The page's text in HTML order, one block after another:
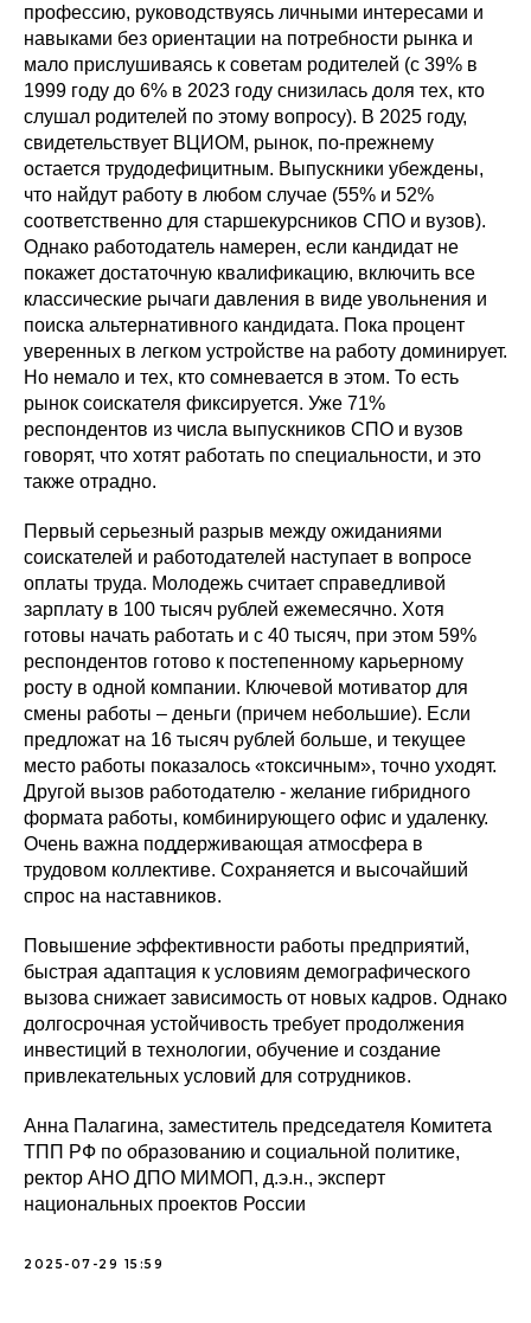
профессию, руководствуясь личными интересами и
навыками без ориентации на потребности рынка и
мало прислушиваясь к советам родителей (с 39% в
1999 году до 6% в 2023 году снизилась доля тех, кто
слушал родителей по этому вопросу). В 2025 году,
свидетельствует ВЦИОМ, рынок, по-прежнему
остается трудодефицитным. Выпускники убеждены,
что найдут работу в любом случае (55% и 52%
соответственно для старшекурсников СПО и вузов).
Однако работодатель намерен, если кандидат не
покажет достаточную квалификацию, включить все
классические рычаги давления в виде увольнения и
поиска альтернативного кандидата. Пока процент
уверенных в легком устройстве на работу доминирует.
Но немало и тех, кто сомневается в этом. То есть
рынок соискателя фиксируется. Уже 71%
респондентов из числа выпускников СПО и вузов
говорят, что хотят работать по специальности, и это
также отрадно.
Первый серьезный разрыв между ожиданиями
соискателей и работодателей наступает в вопросе
оплаты труда. Молодежь считает справедливой
зарплату в 100 тысяч рублей ежемесячно. Хотя
готовы начать работать и с 40 тысяч, при этом 59%
респондентов готово к постепенному карьерному
росту в одной компании. Ключевой мотиватор для
смены работы – деньги (причем небольшие). Если
предложат на 16 тысяч рублей больше, и текущее
место работы показалось «токсичным», точно уходят.
Другой вызов работодателю - желание гибридного
формата работы, комбинирующего офис и удаленку.
Очень важна поддерживающая атмосфера в
трудовом коллективе. Сохраняется и высочайший
спрос на наставников.
Повышение эффективности работы предприятий,
быстрая адаптация к условиям демографического
вызова снижает зависимость от новых кадров. Однако
долгосрочная устойчивость требует продолжения
инвестиций в технологии, обучение и создание
привлекательных условий для сотрудников.
Анна Палагина, заместитель председателя Комитета
ТПП РФ по образованию и социальной политике,
ректор АНО ДПО МИМОП, д.э.н., эксперт
национальных проектов России
2025-07-29 15:59